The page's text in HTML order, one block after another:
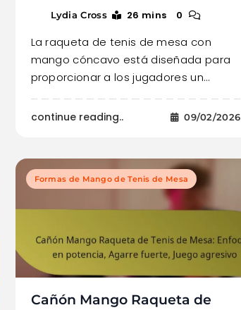
Lydia Cross 26 mins 0
La raqueta de tenis de mesa con
mango cóncavo está diseñada para
proporcionar a los jugadores un…
continue reading.. 09/02/2026
Formas de Mango de Tenis de Mesa
Cañón Mango Raqueta de